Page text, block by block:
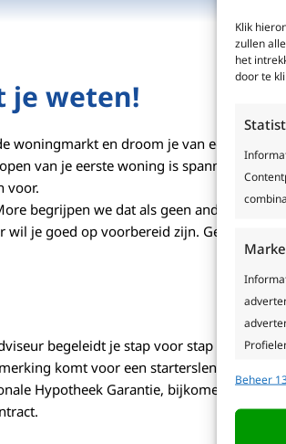
Klik
zullen
het
door te
Beheer
je weten!
woningmarkt en droom je van een eigen
van je eerste woning is spannend,
voor.
begrijpen we dat als geen ander. Het
wil je goed op voorbereid zijn. Gelukkig
begeleidt je stap voor stap bij het
komt voor een starterslening, en
Hypotheek Garantie, bijkomende